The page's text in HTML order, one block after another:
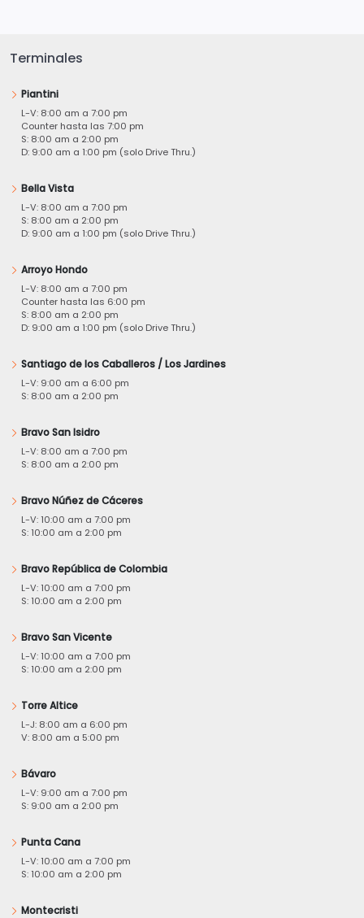
Terminales
Piantini
L-V: 8:00 am a 7:00 pm
Counter hasta las 7:00 pm
S: 8:00 am a 2:00 pm
D: 9:00 am a 1:00 pm (solo Drive Thru.)
Bella Vista
L-V: 8:00 am a 7:00 pm
S: 8:00 am a 2:00 pm
D: 9:00 am a 1:00 pm (solo Drive Thru.)
Arroyo Hondo
L-V: 8:00 am a 7:00 pm
Counter hasta las 6:00 pm
S: 8:00 am a 2:00 pm
D: 9:00 am a 1:00 pm (solo Drive Thru.)
Santiago de los Caballeros / Los Jardines
L-V: 9:00 am a 6:00 pm
S: 8:00 am a 2:00 pm
Bravo San Isidro
L-V: 8:00 am a 7:00 pm
S: 8:00 am a 2:00 pm
Bravo Núñez de Cáceres
L-V: 10:00 am a 7:00 pm
S: 10:00 am a 2:00 pm
Bravo República de Colombia
L-V: 10:00 am a 7:00 pm
S: 10:00 am a 2:00 pm
Bravo San Vicente
L-V: 10:00 am a 7:00 pm
S: 10:00 am a 2:00 pm
Torre Altice
L-J: 8:00 am a 6:00 pm
V: 8:00 am a 5:00 pm
Bávaro
L-V: 9:00 am a 7:00 pm
S: 9:00 am a 2:00 pm
Punta Cana
L-V: 10:00 am a 7:00 pm
S: 10:00 am a 2:00 pm
Montecristi